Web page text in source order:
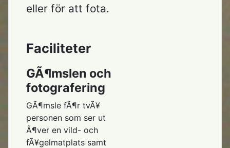
eller för att fota.
Faciliteter
GÃ¶mslen och
fotografering
GÃ¶msle fÃ¶r tvÃ¥
personen som ser ut
Ã¶ver en vild- och
fÃ¥gelmatplats samt